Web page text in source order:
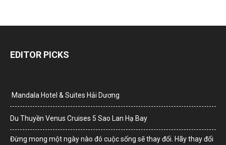
EDITOR PICKS
Mandala Hotel & Suites Hải Dương
Du Thuyền Venus Cruises 5 Sao Lan Hạ Bay
Đừng mong một ngày nào đó cuộc sống sẽ thay đổi. Hãy thay đổi